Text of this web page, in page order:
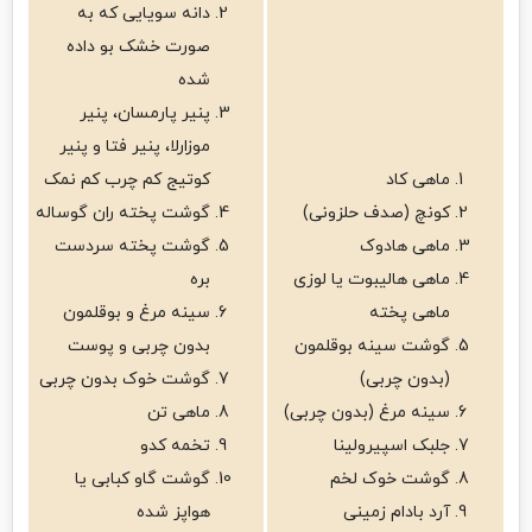
ماهی کاد
کونچ (صدف حلزونی)
ماهی هادوک
ماهی هالیبوت یا لوزی
ماهی پخته
گوشت سینه بوقلمون
(بدون چربی)
سینه مرغ (بدون چربی)
جلبک اسپیرولینا
گوشت خوک لخم
آرد بادام زمینی
دانه سویایی که به
صورت خشک بو داده
شده
پنیر پارمسان، پنیر
موزارلا، پنیر فتا و پنیر
کوتیج کم چرب کم نمک
گوشت پخته ران گوساله
گوشت پخته سردست
بره
سینه مرغ و بوقلمون
بدون چربی و پوست
گوشت خوک بدون چربی
ماهی تن
تخمه کدو
گوشت گاو کبابی یا
هواپز شده